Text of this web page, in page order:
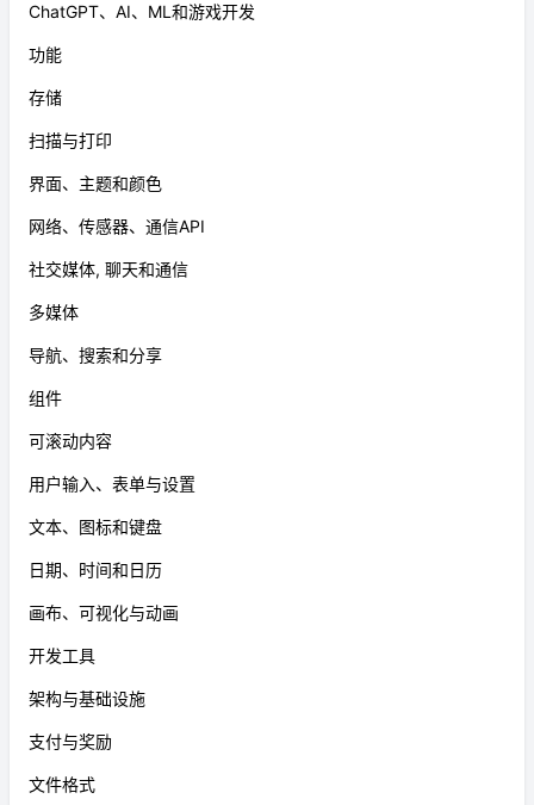
ChatGPT、AI、ML和游戏开发
功能
存储
扫描与打印
界面、主题和颜色
网络、传感器、通信API
社交媒体, 聊天和通信
多媒体
导航、搜索和分享
组件
可滚动内容
用户输入、表单与设置
文本、图标和键盘
日期、时间和日历
画布、可视化与动画
开发工具
架构与基础设施
支付与奖励
文件格式